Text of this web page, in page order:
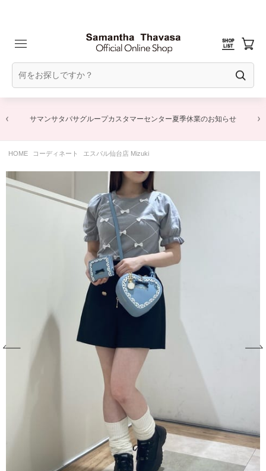
サマンサタバサグループカスタマーセンター夏季休業のお知らせ
HOME コーディネート エスパル仙台店 Mizuki